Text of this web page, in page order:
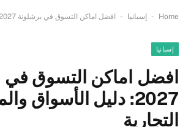
Home
- إسبانيا - افضل اماكن التسوق في برشلونة 2027: دليل الأسواق والمراكز التجارية
إسبانيا
افضل اماكن التسوق في
2027: دليل الأسواق
التجارية